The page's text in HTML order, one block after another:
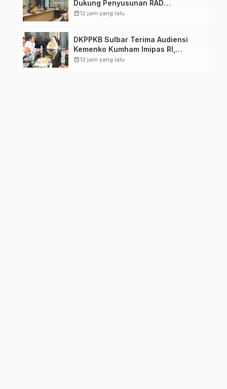
Dukung Penyusunan RAD
TPB/SDGs Sulawesi Barat
calendar_month12 jam yang lalu
DKPPKB Sulbar Terima Audiensi
Kemenko Kumham Imipas RI,
Perkuat Pelayanan Kesehatan bagi
calendar_month12 jam yang lalu